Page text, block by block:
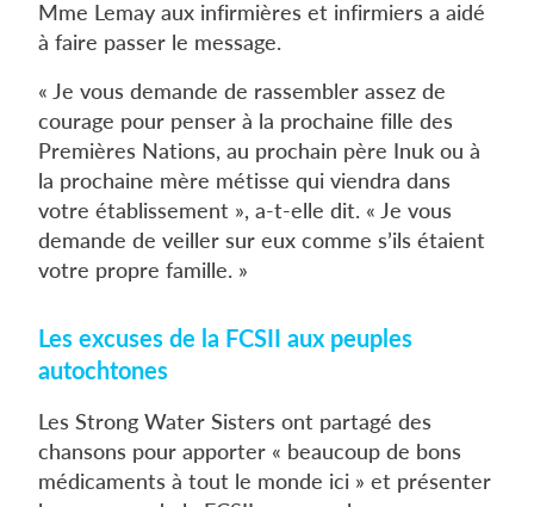
Mme Lemay aux infirmières et infirmiers a aidé
à faire passer le message.
« Je vous demande de rassembler assez de
courage pour penser à la prochaine fille des
Premières Nations, au prochain père Inuk ou à
la prochaine mère métisse qui viendra dans
votre établissement », a-t-elle dit. « Je vous
demande de veiller sur eux comme s’ils étaient
votre propre famille. »
Les excuses de la FCSII aux peuples
autochtones
Les Strong Water Sisters ont partagé des
chansons pour apporter « beaucoup de bons
médicaments à tout le monde ici » et présenter